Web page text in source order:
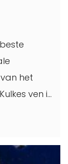
het
ven in